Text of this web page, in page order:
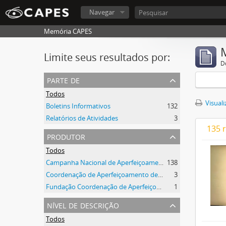
Navegar
Memória CAPES
Limite seus resultados por:
parte de
Todos
Boletins Informativos
132
Relatórios de Atividades
3
produtor
Todos
Campanha Nacional de Aperfeiçoamento de Pessoal de Nível Superior (CAPES) 138
Coordenação de Aperfeiçoamento de Pessoal de Nível Superior (CAPES)
3
Fundação Coordenação de Aperfeiçoamento de Pessoal de Nível Superior (CAPES)
1
nível de descrição
Todos
135